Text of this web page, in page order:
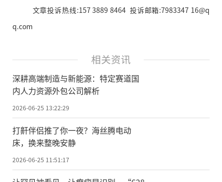
文章投诉热线:157 3889 8464 投诉邮箱:7983347 16@q
q.com
相关资讯
深耕高端制造与新能源：特定赛道国
内人力资源外包公司解析
2026-06-25 13:22:29
打鼾伴侣推了你一夜？海丝腾电动
床，换来整晚安静
2026-06-25 11:51:17